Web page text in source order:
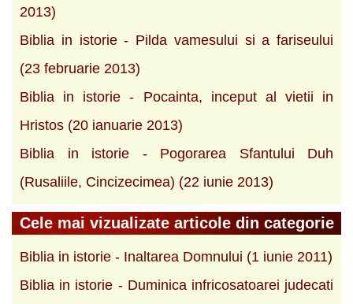
2013)
Biblia in istorie - Pilda vamesului si a fariseului
(23 februarie 2013)
Biblia in istorie - Pocainta, inceput al vietii in
Hristos (20 ianuarie 2013)
Biblia in istorie - Pogorarea Sfantului Duh
(Rusaliile, Cincizecimea) (22 iunie 2013)
Cele mai vizualizate articole din categorie
Biblia in istorie - Inaltarea Domnului (1 iunie 2011)
Biblia in istorie - Duminica infricosatoarei judecati